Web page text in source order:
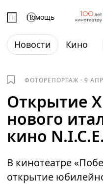
Помощь
Новости Кино
ФОТОРЕПОРТАЖ ·9
Открытие
нового
кино N.I.C.E.
В кинотеатре
открытие